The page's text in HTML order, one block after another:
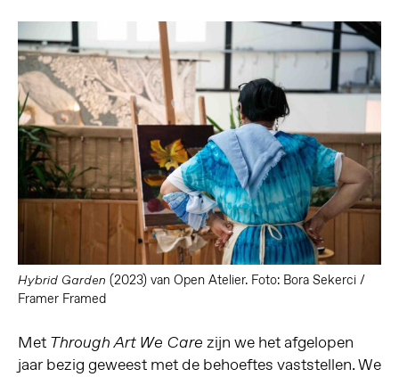
Hybrid Garden (2023) van Open Atelier. Foto: Bora Sekerci /
Framer Framed
Met Through Art We Care zijn we het afgelopen
jaar bezig geweest met de behoeftes vaststellen. We